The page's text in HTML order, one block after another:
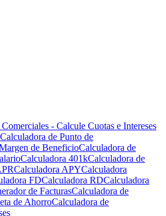
- Calcule Cuotas e Intereses
Calculadora de Punto de
de BeneficioCalculadora de
Calculadora 401kCalculadora de
Calculadora APYCalculadora
FDCalculadora RDCalculadora
de FacturasCalculadora de
de AhorroCalculadora de